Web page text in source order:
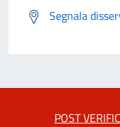
Segnala
POST